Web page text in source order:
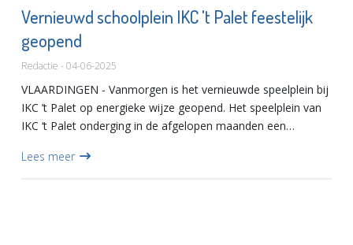
Vernieuwd schoolplein IKC 't Palet feestelijk
geopend
Redactie - 04-06-2025
VLAARDINGEN - Vanmorgen is het vernieuwde speelplein bij
IKC ’t Palet op energieke wijze geopend. Het speelplein van
IKC ‘t Palet onderging in de afgelopen maanden een
avontuurlijk...
Lees meer